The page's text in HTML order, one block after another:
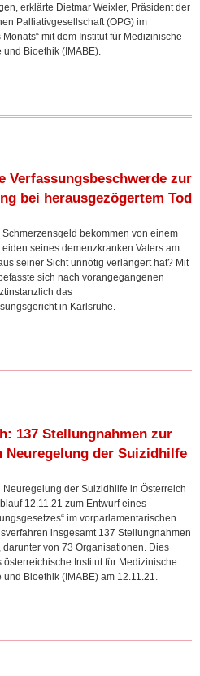
erklärte Dietmar Weixler, Präsident der
Palliativgesellschaft (OPG) im
Monats“ mit dem Institut für Medizinische
und Bioethik (IMABE).
Verfassungsbeschwerde zur
bei herausgezögertem Tod
bekommen von einem
seines demenzkranken Vaters am
seiner Sicht unnötig verlängert hat? Mit
sich nach vorangegangenen
das
in Karlsruhe.
137 Stellungnahmen zur
Neuregelung der Suizidhilfe
Neuregelung der Suizidhilfe in Österreich
12.11.21 zum Entwurf eines
im vorparlamentarischen
insgesamt 137 Stellungnahmen
von 73 Organisationen. Dies
österreichische Institut für Medizinische
Bioethik (IMABE) am 12.11.21.